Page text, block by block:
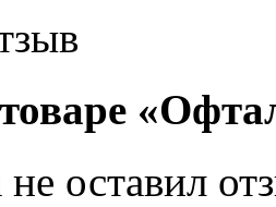
не оставил